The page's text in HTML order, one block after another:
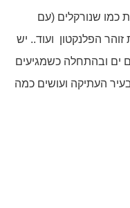
כמו שנורקלים (עם
הפלנקטון ועוד.. יש
ים ובהתחלה כשמגיעים
העתיקה ועושים כמה